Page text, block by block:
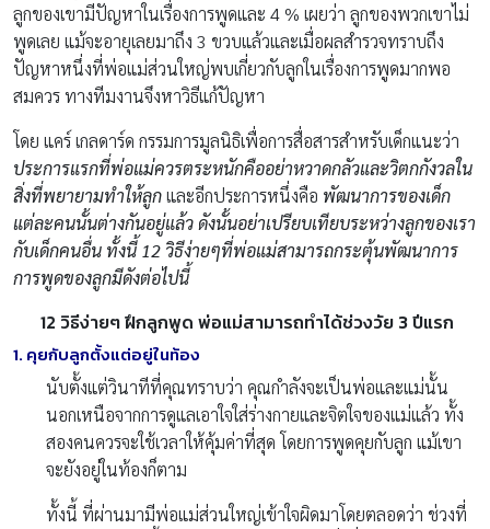
ลูกของเขามีปัญหาในเรื่องการพูดและ 4 % เผยว่า ลูกของพวกเขาไม่
พูดเลย แม้จะอายุเลยมาถึง 3 ขวบแล้วและเมื่อผลสำรวจทราบถึง
ปัญหาหนึ่งที่พ่อแม่ส่วนใหญ่พบเกี่ยวกับลูกในเรื่องการพูดมากพอ
สมควร ทางทีมงานจึงหาวิธีแก้ปัญหา
โดย แคร์ เกลดาร์ด กรรมการมูลนิธิเพื่อการสื่อสารสำหรับเด็กแนะว่า
ประการแรกที่พ่อแม่ควรตระหนักคืออย่าหวาดกลัวและวิตกกังวลใน
สิ่งที่พยายามทำให้ลูกและอีกประการหนึ่งคือ พัฒนาการของเด็ก
แต่ละคนนั้นต่างกันอยู่แล้ว ดังนั้นอย่าเปรียบเทียบระหว่างลูกของเรา
กับเด็กคนอื่น ทั้งนี้ 12 วิธีง่ายๆที่พ่อแม่สามารถกระตุ้นพัฒนาการ
การพูดของลูกมีดังต่อไปนี้
12 วิธีง่ายๆฝึกลูกพูด พ่อแม่สามารถทำได้ช่วงวัย 3 ปีแรก
1. คุยกับลูกตั้งแต่อยู่ในท้อง
นับตั้งแต่วินาทีที่คุณทราบว่า คุณกำลังจะเป็นพ่อและแม่นั้น
นอกเหนือจากการดูแลเอาใจใส่ร่างกายและจิตใจของแม่แล้ว ทั้ง
สองคนควรจะใช้เวลาให้คุ้มค่าที่สุด โดยการพูดคุยกับลูก แม้เขา
จะยังอยู่ในท้องก็ตาม
ทั้งนี้ ที่ผ่านมามีพ่อแม่ส่วนใหญ่เข้าใจผิดมาโดยตลอดว่า ช่วงที่